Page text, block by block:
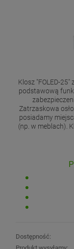
Klosz "FOLED-
podstawową
Zatrzaskowa
posiadamy
(np. w meblach).
Dostępność: